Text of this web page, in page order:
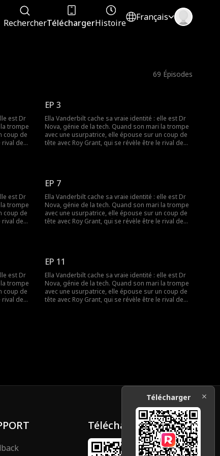
RechercherTéléchargerHistoire
Français
69 Épisodes
est Dr
trompe
coup de
rival de
EP 3
Ella Vanderbilt cache sa vraie identité : elle est Dr
Nova, génie de la tech. Quand son mari la trompe
avec une usurpatrice, elle épouse sur un coup de
tête avec Roy Grant, qui se révèle être le rival de
est Dr
trompe
coup de
rival de
EP 7
Ella Vanderbilt cache sa vraie identité : elle est Dr
Nova, génie de la tech. Quand son mari la trompe
avec une usurpatrice, elle épouse sur un coup de
tête avec Roy Grant, qui se révèle être le rival de
est Dr
trompe
coup de
rival de
EP 11
Ella Vanderbilt cache sa vraie identité : elle est Dr
Nova, génie de la tech. Quand son mari la trompe
avec une usurpatrice, elle épouse sur un coup de
tête avec Roy Grant, qui se révèle être le rival de
Télécharger
Télécharger